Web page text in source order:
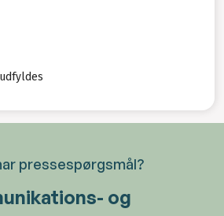
pressespørgsmål?
og